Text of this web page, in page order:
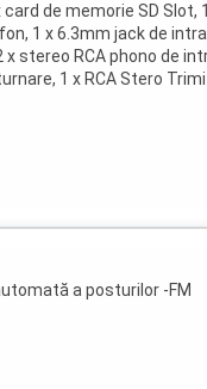
card de memorie SD Slot,
1 x 6.3mm jack de
stereo RCA phono de
1 x RCA Stero
a posturilor -FM